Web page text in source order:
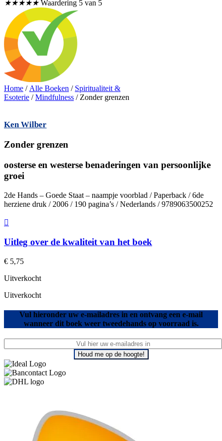
★★★★★ Waardering 5 van 5
Home / Alle Boeken / Spiritualiteit &
Esoterie /Mindfulness / Zonder grenzen
Ken Wilber
Zonder grenzen
oosterse en westerse benaderingen van persoonlijke
groei
2de Hands – Goede Staat – naampje voorblad / Paperback / 6de
herziene druk / 2006 / 190 pagina’s / Nederlands / 9789063500252
Uitleg over de kwaliteit van het boek
€ 5,75
Uitverkocht
Uitverkocht
Vul hieronder uw e-mailadres in en ontvang een e-mail
wanneer dit boek weer tweedehands op voorraad is.
Houd me op de hoogte!